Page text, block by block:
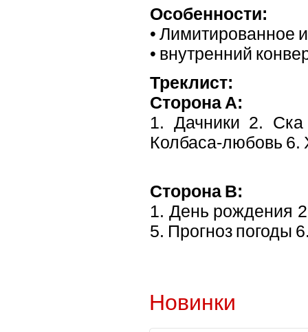
Особенности:
• Лимитированное
• внутренний
Треклист:
Сторона A:
1. Дачники 2.
Колбаса-любовь 6.
Сторона B:
1. День рождения
5. Прогноз погоды
Новинки